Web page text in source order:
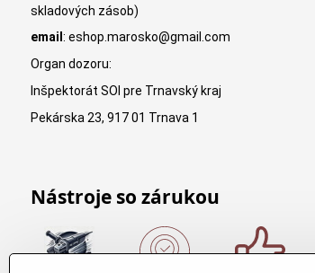
skladových zásob)
email : eshop.marosko@gmail.com
Organ dozoru:
Inšpektorát SOI pre Trnavský kraj
Pekárska 23, 917 01 Trnava 1
Nástroje so zárukou